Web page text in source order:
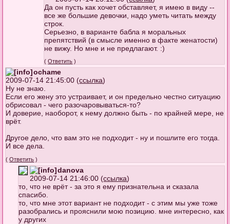
Да он пусть как хочет обставляет, я имею в виду --
все же большие девочки, надо уметь читать между
строк.
Серьезно, в варианте бабла я моральных
препятствий (в смысле именно в факте женатости)
не вижу. Но мне и не предлагают. :)
(Ответить )
ochame
2009-07-14 21:45:00 (ссылка)
Ну не знаю.
Если его жену это устраивает, и он предельно честно ситуацию
обрисовал - чего разочаровываться-то?
И доверие, наоборот, к нему должно быть - по крайней мере, не
врёт.
Другое дело, что вам это не подходит - ну и пошлите его тогда.
И все дела.
(Ответить )
danova
2009-07-14 21:46:00 (ссылка)
то, что не врёт - за это я ему признательна и сказала
спасибо.
то, что мне этот вариант не подходит - с этим мы уже тоже
разобрались и прояснили мою позицию. мне интересно, как
у других